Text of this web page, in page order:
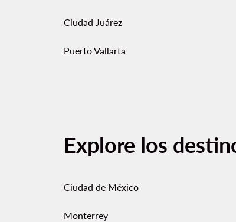
Ciudad Juárez
Puerto Vallarta
Explore los
Ciudad de México
Monterrey